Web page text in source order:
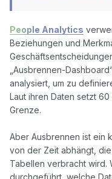
People Analytics
Beziehungen und
„Ausbrennen-
analysiert, um zu
Laut ihren Daten setzt
Grenze.
Aber Ausbrennen ist ein
von der Zeit abhängt,
Tabellen verbracht wird.